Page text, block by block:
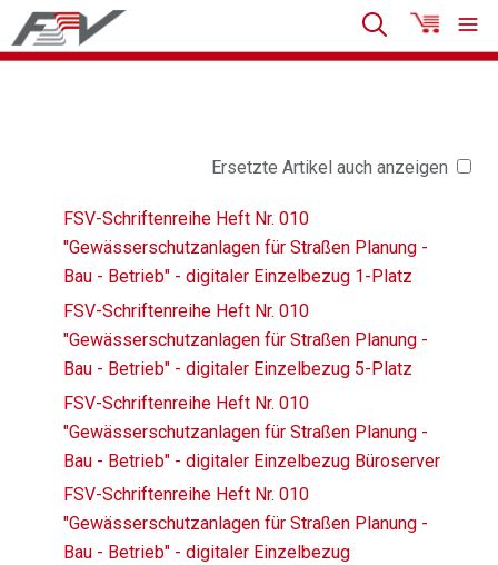
Ersetzte Artikel auch anzeigen
FSV-Schriftenreihe Heft Nr. 010
"Gewässerschutzanlagen für Straßen Planung -
Bau - Betrieb" - digitaler Einzelbezug 1-Platz
FSV-Schriftenreihe Heft Nr. 010
"Gewässerschutzanlagen für Straßen Planung -
Bau - Betrieb" - digitaler Einzelbezug 5-Platz
FSV-Schriftenreihe Heft Nr. 010
"Gewässerschutzanlagen für Straßen Planung -
Bau - Betrieb" - digitaler Einzelbezug Büroserver
FSV-Schriftenreihe Heft Nr. 010
"Gewässerschutzanlagen für Straßen Planung -
Bau - Betrieb" - digitaler Einzelbezug